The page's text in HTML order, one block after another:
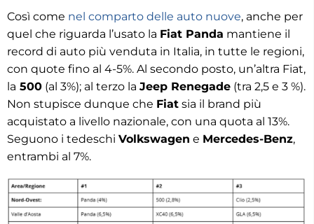
Così come nel comparto delle auto nuove, anche per
quel che riguarda l’usato la Fiat Panda mantiene il
record di auto più venduta in Italia, in tutte le regioni,
con quote fino al 4-5%. Al secondo posto, un’altra Fiat,
la 500 (al 3%); al terzo la Jeep Renegade (tra 2,5 e 3 %).
Non stupisce dunque che Fiat sia il brand più
acquistato a livello nazionale, con una quota al 13%.
Seguono i tedeschi Volkswagen e Mercedes-Benz,
entrambi al 7%.